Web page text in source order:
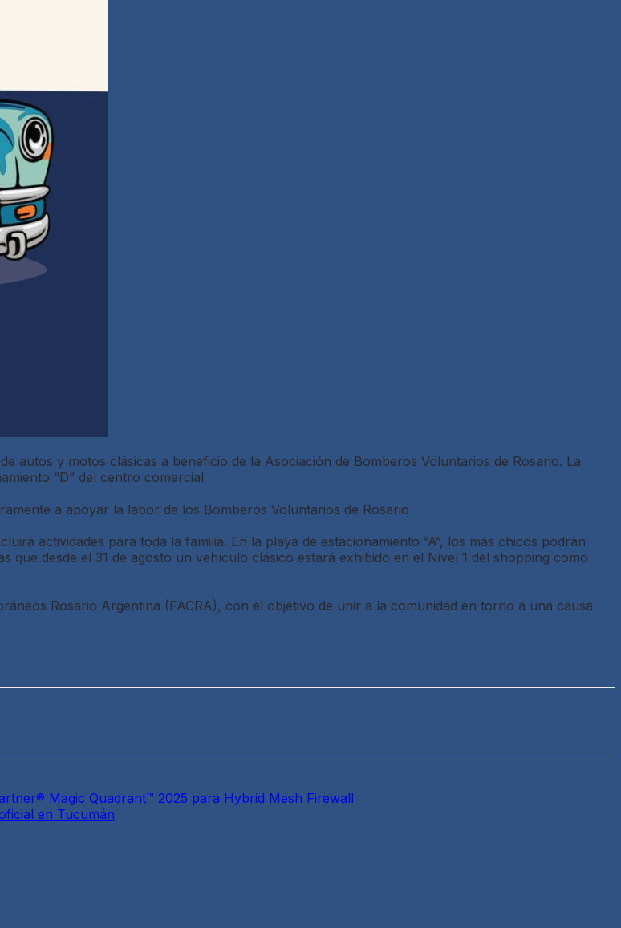
autos y motos clásicas a beneficio de la Asociación de Bomberos Voluntarios de Rosario. La
“D” del centro comercial
a apoyar la labor de los Bomberos Voluntarios de Rosario
actividades para toda la familia. En la playa de estacionamiento “A”, los más chicos podrán
desde el 31 de agosto un vehículo clásico estará exhibido en el Nivel 1 del shopping como
Rosario Argentina (FACRA), con el objetivo de unir a la comunidad en torno a una causa
Magic Quadrant™ 2025 para Hybrid Mesh Firewall
en Tucumán